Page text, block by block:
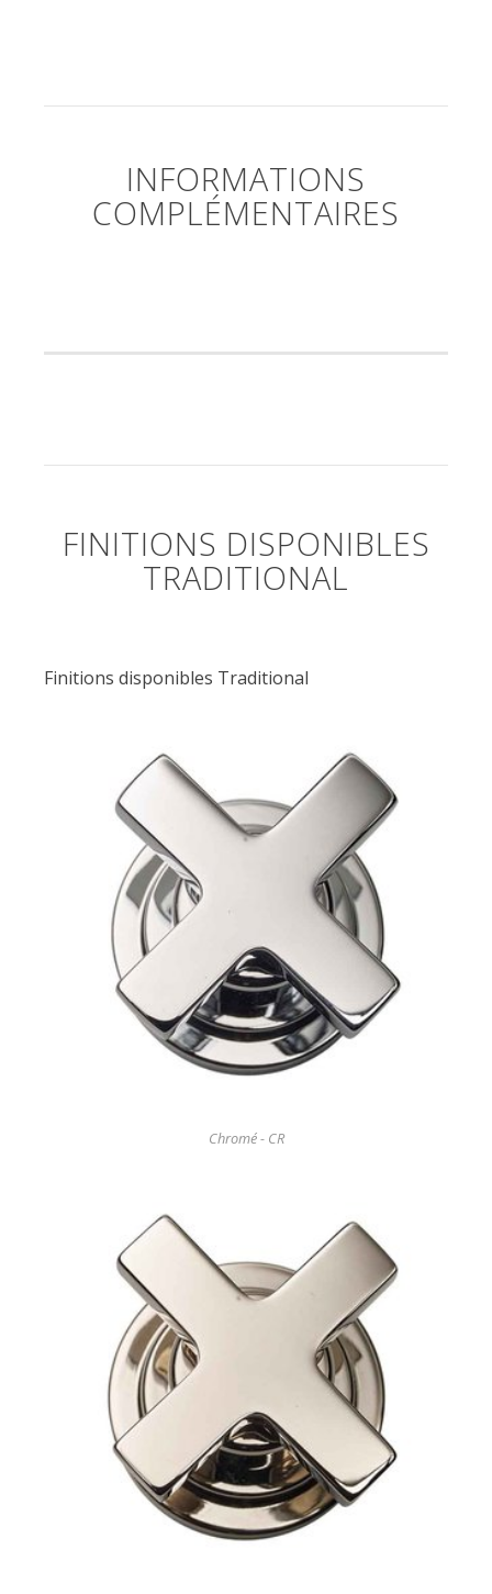
INFORMATIONS
COMPLÉMENTAIRES
FINITIONS DISPONIBLES
TRADITIONAL
Finitions disponibles Traditional
Chromé - CR